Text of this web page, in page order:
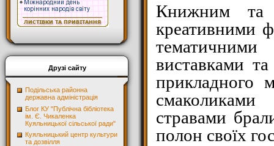
Друзі сайту
Подільська районна
державна адміністрація
Блог КУ "Публічна бібліотека
ім. Є. Чикаленка
Куяльницької сільської ради"
Куяльницький центр культури
та дозвілля
Книжним та
креативними
виставками
прикладного
стравами
полон своїх